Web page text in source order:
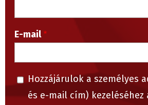
E-mail
Hozzájárulok a személyes
és e-mail cím) kezeléséhez